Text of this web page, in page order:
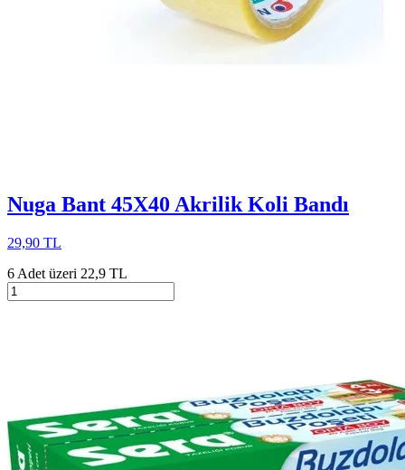
Nuga Bant 45X40 Akrilik Koli Bandı
29,90 TL
6 Adet üzeri 22,9 TL